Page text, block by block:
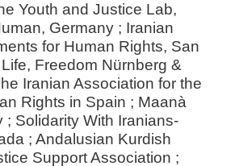
Youth and Justice Lab,
Germany ; Iranian
for Human Rights, San
Freedom Nürnberg &
Iranian Association for the
Rights in Spain ; Maanà
; Solidarity With Iranians-
; Andalusian Kurdish
Support Association ;